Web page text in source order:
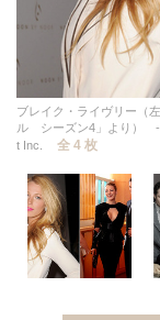
ブレイク・ライヴリー（
ル シーズン4」より） -
t Inc.
全 4 枚